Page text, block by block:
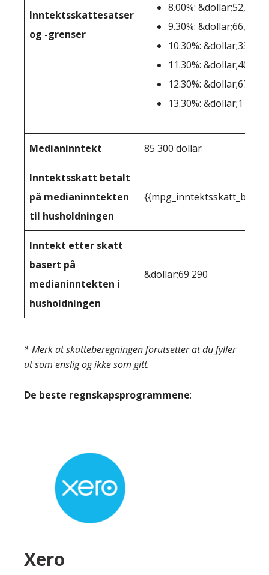
Inntektsskattesatser
og -grenser
8.00%:
9.30%:
10.30%:
11.30%:
12.30%:
13.30%: &dollar;1 000
Medianinntekt 85 300 dollar
Inntektsskatt betalt
på medianinntekten
til husholdningen
Inntekt etter skatt
basert på
medianinntekten i
husholdningen
&dollar;69 290
* Merk at skatteberegningen forutsetter at du fyller
ut som enslig og ikke som gitt.
De beste regnskapsprogrammene:
Xero